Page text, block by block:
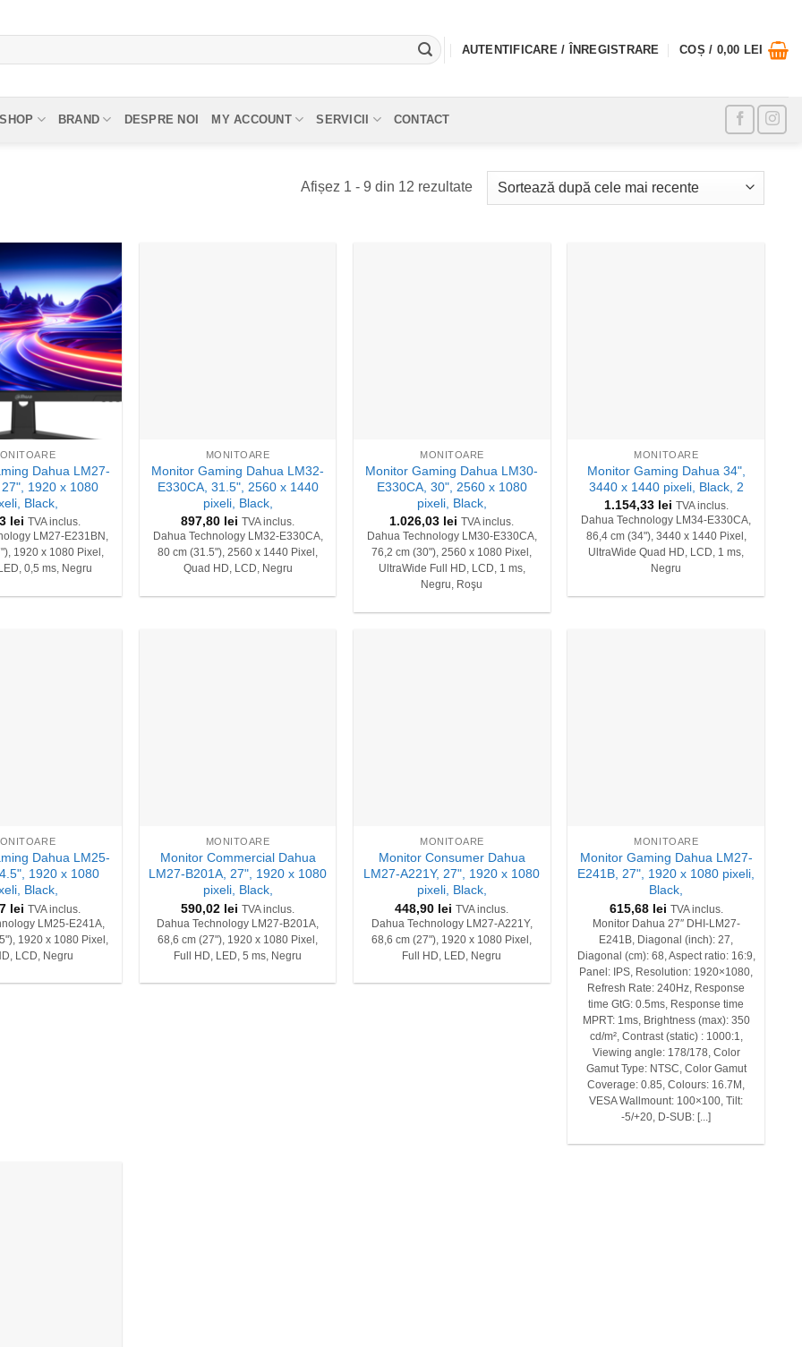
AUTENTIFICARE / ÎNREGISTRARE COȘ / 0,00 LEI
SHOP BRAND DESPRE NOI MY ACCOUNT SERVICII CONTACT
Afișez 1 - 9 din 12 rezultateSortat
după
Dahua LM27-
1920 x 1080
Black,
lei
TVA inclus.
LM27-E231BN,
1920 x 1080 Pixel,
0,5 ms, Negru
MONITOARE
Monitor Gaming Dahua LM32-
E330CA, 31.5", 2560 x 1440
pixeli, Black,
897,80 lei
TVA inclus.
Dahua Technology LM32-E330CA,
80 cm (31.5"), 2560 x 1440 Pixel,
Quad HD, LCD, Negru
MONITOARE
Monitor Gaming Dahua LM30-
E330CA, 30", 2560 x 1080
pixeli, Black,
1.026,03 lei
TVA inclus.
Dahua Technology LM30-E330CA,
76,2 cm (30"), 2560 x 1080 Pixel,
UltraWide Full HD, LCD, 1 ms,
Negru, Roşu
MONITOARE
Monitor Gaming Dahua 34",
3440 x 1440 pixeli, Black, 2
1.154,33 lei
TVA inclus.
Dahua Technology LM34-E330CA,
86,4 cm (34"), 3440 x 1440 Pixel,
UltraWide Quad HD, LCD, 1 ms,
Negru
Dahua LM25-
1920 x 1080
Black,
lei TVA inclus.
LM25-E241A,
1920 x 1080 Pixel,
LCD, Negru
MONITOARE
Monitor Commercial Dahua
LM27-B201A, 27", 1920 x 1080
pixeli, Black,
590,02 lei TVA inclus.
Dahua Technology LM27-B201A,
68,6 cm (27"), 1920 x 1080 Pixel,
Full HD, LED, 5 ms, Negru
MONITOARE
Monitor Consumer Dahua
LM27-A221Y, 27", 1920 x 1080
pixeli, Black,
448,90 lei TVA inclus.
Dahua Technology LM27-A221Y,
68,6 cm (27"), 1920 x 1080 Pixel,
Full HD, LED, Negru
MONITOARE
Monitor Gaming Dahua LM27-
E241B, 27", 1920 x 1080 pixeli,
Black,
615,68 lei TVA inclus.
Monitor Dahua 27″ DHI-LM27-
E241B, Diagonal (inch): 27,
Diagonal (cm): 68, Aspect ratio: 16:9,
Panel: IPS, Resolution: 1920×1080,
Refresh Rate: 240Hz, Response
time GtG: 0.5ms, Response time
MPRT: 1ms, Brightness (max): 350
cd/m², Contrast (static) : 1000:1,
Viewing angle: 178/178, Color
Gamut Type: NTSC, Color Gamut
Coverage: 0.85, Colours: 16.7M,
VESA Wallmount: 100×100, Tilt:
-5/+20, D-SUB: [...]